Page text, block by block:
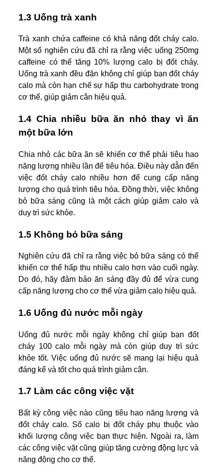
1.3 Uống trà xanh
Trà xanh chứa caffeine có khả năng đốt cháy calo.
Một số nghiên cứu đã chỉ ra rằng việc uống 250mg
caffeine có thể tăng 10% lượng calo bị đốt cháy.
Uống trà xanh đều đặn không chỉ giúp bạn đốt cháy
calo mà còn hạn chế sự hấp thu carbohydrate trong
cơ thể, giúp giảm cân hiệu quả.
1.4 Chia nhiều bữa ăn nhỏ thay vì ăn
một bữa lớn
Chia nhỏ các bữa ăn sẽ khiến cơ thể phải tiêu hao
năng lượng nhiều lần để tiêu hóa. Điều này dẫn đến
việc đốt cháy calo nhiều hơn để cung cấp năng
lượng cho quá trình tiêu hóa. Đồng thời, việc không
bỏ bữa sáng cũng là một cách giúp giảm calo và
duy trì sức khỏe.
1.5 Không bỏ bữa sáng
Nghiên cứu đã chỉ ra rằng việc bỏ bữa sáng có thể
khiến cơ thể hấp thu nhiều calo hơn vào cuối ngày.
Do đó, hãy đảm bảo ăn sáng đầy đủ để vừa cung
cấp năng lượng cho cơ thể vừa giảm calo hiệu quả.
1.6 Uống đủ nước mỗi ngày
Uống đủ nước mỗi ngày không chỉ giúp bạn đốt
cháy 100 calo mỗi ngày mà còn giúp duy trì sức
khỏe tốt. Việc uống đủ nước sẽ mang lại hiệu quả
đáng kể và tốt cho quá trình giảm cân.
1.7 Làm các công việc vặt
Bất kỳ công việc nào cũng tiêu hao năng lượng và
đốt cháy calo. Số calo bị đốt cháy phụ thuộc vào
khối lượng công việc bạn thực hiện. Ngoài ra, làm
các công việc vặt cũng giúp tăng cường động lực và
năng động cho cơ thể.